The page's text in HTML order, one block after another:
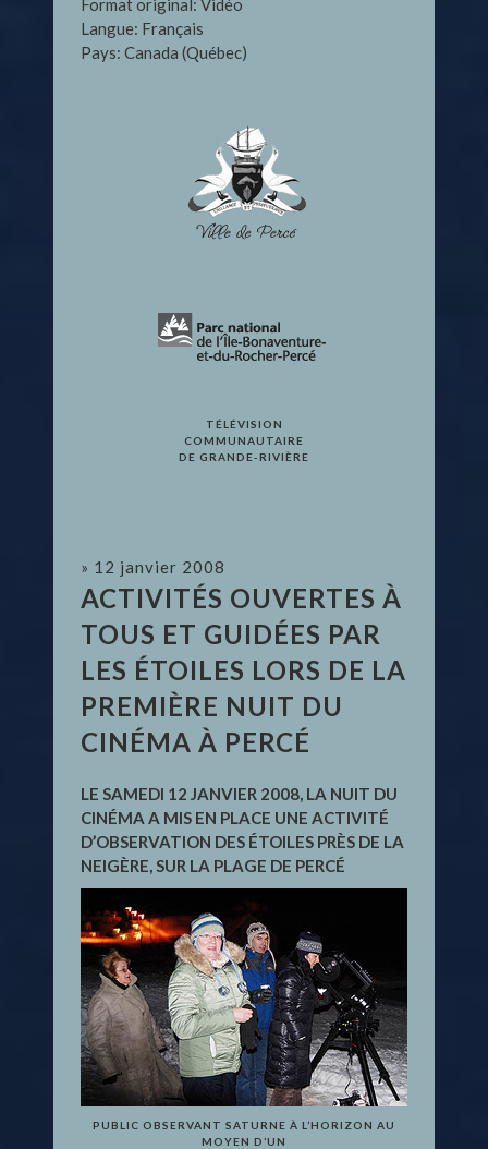
Format original: Vidéo
Langue: Français
Pays: Canada (Québec)
TÉLÉVISION
COMMUNAUTAIRE
DE GRANDE-RIVIÈRE
» 12 janvier 2008
ACTIVITÉS OUVERTES À
TOUS ET GUIDÉES PAR
LES ÉTOILES LORS DE LA
PREMIÈRE NUIT DU
CINÉMA À PERCÉ
LE SAMEDI 12 JANVIER 2008, LA NUIT DU
CINÉMA A MIS EN PLACE UNE ACTIVITÉ
D’OBSERVATION DES ÉTOILES PRÈS DE LA
NEIGÈRE, SUR LA PLAGE DE PERCÉ
PUBLIC OBSERVANT SATURNE À L’HORIZON AU
MOYEN D’UN